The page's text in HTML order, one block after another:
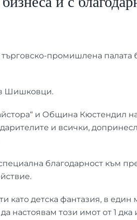
промишлена
в Шишковци.
и Община Кюстендил
и всички,
благодарност към
като детска фантазия, в
този имот от 1 дка